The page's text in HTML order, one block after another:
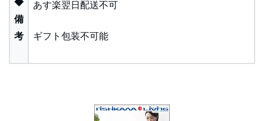
◆
備
考
あす楽翌日配送不可
ギフト包装不可能